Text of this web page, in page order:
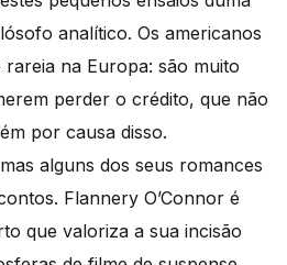
analítico. Os americanos
rareia na Europa: são muito
perder o crédito, que não
por causa disso.
alguns dos seus romances
Flannery O’Connor é
que valoriza a sua incisão